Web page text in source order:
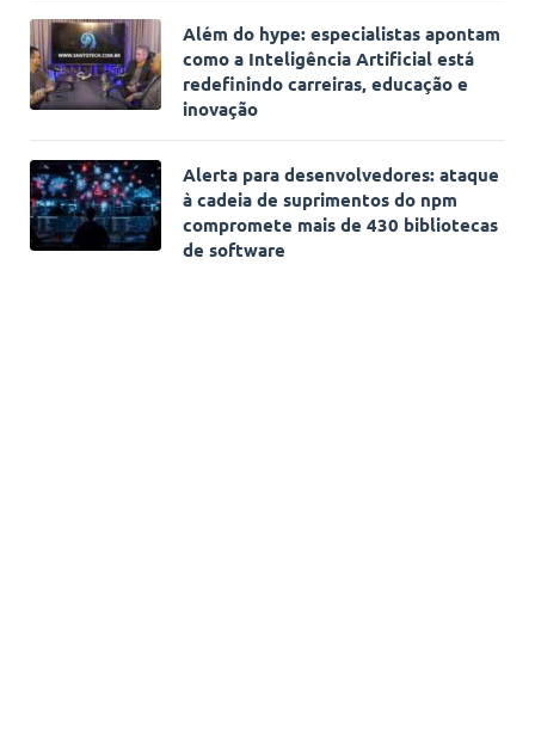
Além do hype: especialistas apontam
como a Inteligência Artificial está
redefinindo carreiras, educação e
inovação
Alerta para desenvolvedores: ataque
à cadeia de suprimentos do npm
compromete mais de 430 bibliotecas
de software